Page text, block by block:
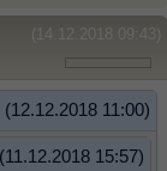
(14.12.2018 09:43)
(12.12.2018 11:00)
(11.12.2018 15:57)